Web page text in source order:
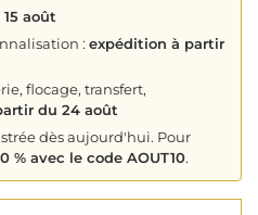
août
: expédition à partir
flocage, transfert,
du 24 août
dès aujourd'hui. Pour
% avec le code AOUT10.